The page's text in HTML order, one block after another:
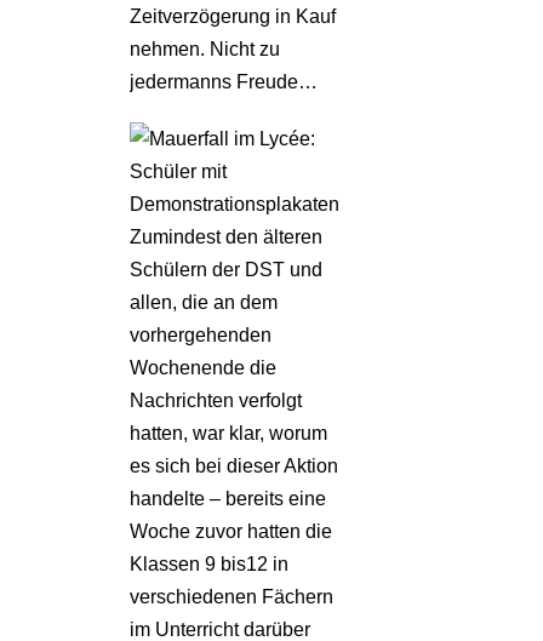
Zeitverzögerung in Kauf
nehmen. Nicht zu
jedermanns Freude…
Zumindest den älteren
Schülern der DST und
allen, die an dem
vorhergehenden
Wochenende die
Nachrichten verfolgt
hatten, war klar, worum
es sich bei dieser Aktion
handelte – bereits eine
Woche zuvor hatten die
Klassen 9 bis12 in
verschiedenen Fächern
im Unterricht darüber